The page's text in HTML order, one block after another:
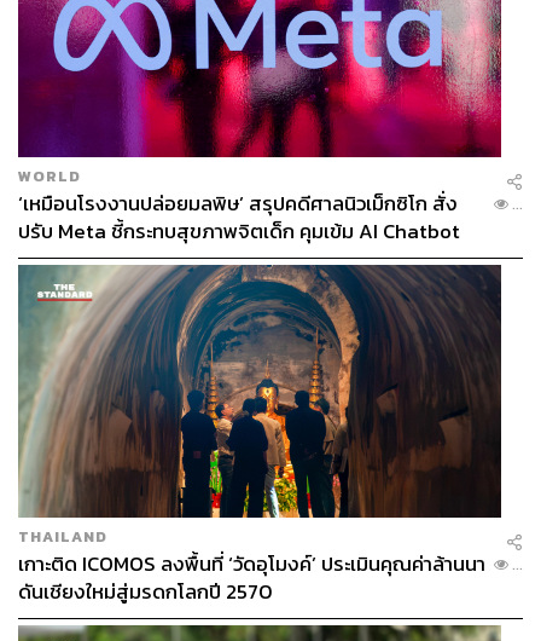
WORLD
‘เหมือนโรงงานปล่อยมลพิษ’ สรุปคดีศาลนิวเม็กซิโก สั่ง
ปรับ Meta ชี้กระทบสุขภาพจิตเด็ก คุมเข้ม AI Chatbot
...
THAILAND
เกาะติด ICOMOS ลงพื้นที่ ‘วัดอุโมงค์’ ประเมินคุณค่าล้านนา
ดันเชียงใหม่สู่มรดกโลกปี 2570
...